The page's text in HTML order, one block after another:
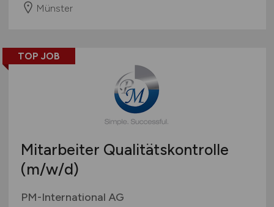
Münster
TOP JOB
Mitarbeiter Qualitätskontrolle
(m/w/d)
PM-International AG